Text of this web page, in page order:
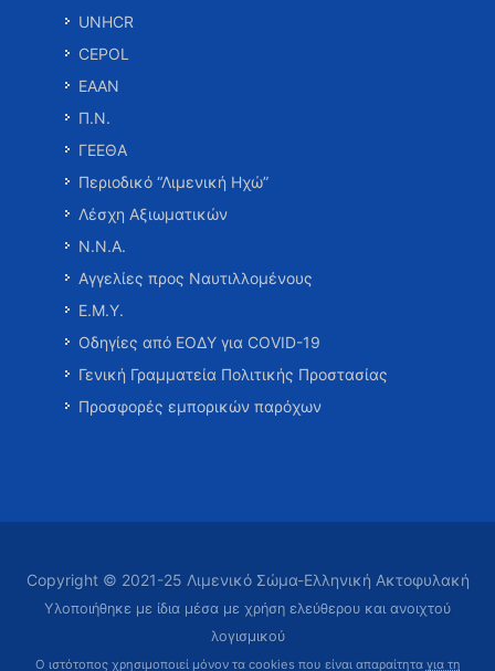
UNHCR
CEPOL
ΕΑΑΝ
Π.Ν.
ΓΕΕΘΑ
Περιοδικό “Λιμενική Ηχώ”
Λέσχη Αξιωματικών
Ν.Ν.Α.
Αγγελίες προς Ναυτιλλομένους
Ε.Μ.Υ.
Οδηγίες από ΕΟΔΥ για COVID-19
Γενική Γραμματεία Πολιτικής Προστασίας
Προσφορές εμπορικών παρόχων
Copyright © 2021-25 Λιμενικό Σώμα-Ελληνική Ακτοφυλακή
Υλοποιήθηκε με ίδια μέσα με χρήση ελεύθερου και ανοιχτού
λογισμικού
Ο ιστότοπος χρησιμοποιεί μόνον τα cookies που είναι απαραίτητα για τη